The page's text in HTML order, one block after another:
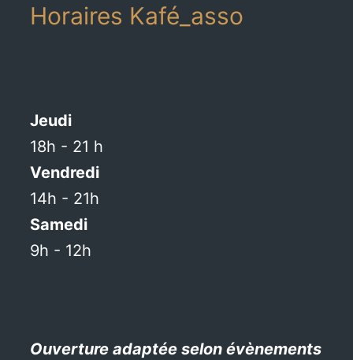
Horaires Kafé_asso
Jeudi
18h - 21 h
Vendredi
14h - 21h
Samedi
9h - 12h
Ouverture adaptée selon évènements